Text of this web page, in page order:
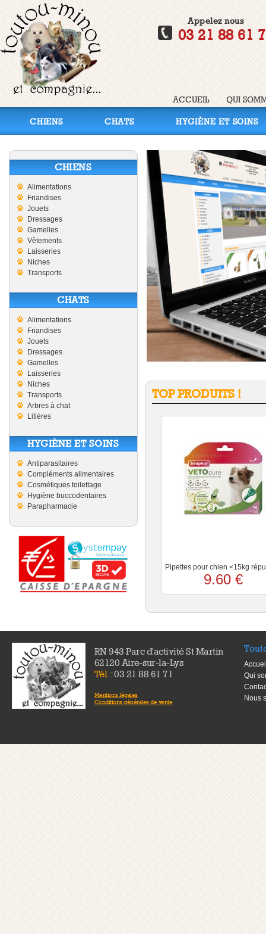
Appelez nous
03 21 88 61
ACCUEIL QUI
CHIENS CHATS HYGIÈNE ET SOINS
CHIENS
Alimentations
Friandises
Jouets
Dressages
Gamelles
Vêtements
Laisseries
Niches
Transports
CHATS
Alimentations
Friandises
Jouets
Dressages
Gamelles
Laisseries
Niches
Transports
Arbres à chat
Litières
HYGIÈNE ET SOINS
Antiparasitaires
Compléments alimentaires
Cosmétiques toilettage
Hygiène buccodentaires
Parapharmacie
TOP PRODUITS !
Pipettes pour chien <15kg
9.60 €
RN 943 Parc d'activité St Martin
62120 Aire-sur-la-Lys
Tél. :03 21 88 61 71
Mentions légales
Conditions générales de vente
Qui
Nous